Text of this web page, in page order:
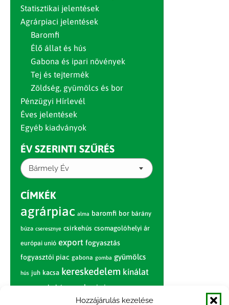
Hozzájárulás kezelése
Statisztikai jelentések
Agrárpiaci jelentések
Baromfi
Élő állat és hús
Gabona és ipari növények
Tej és tejtermék
Zöldség, gyümölcs és bor
Pénzügyi Hírlevél
Éves jelentések
Egyéb kiadványok
ÉV SZERINTI SZŰRÉS
Bármely Év
CÍMKÉK
agrárpiac alma baromfi bor bárány
búza cseresznye csirkehús csomagolóhelyi ár
európai unió export fogyasztás
fogyasztói piac gabona gomba gyümölcs
hús juh kacsa kereskedelem kínálat
körte marhahús nagybani piac narancs
nemzetközi árinformációk